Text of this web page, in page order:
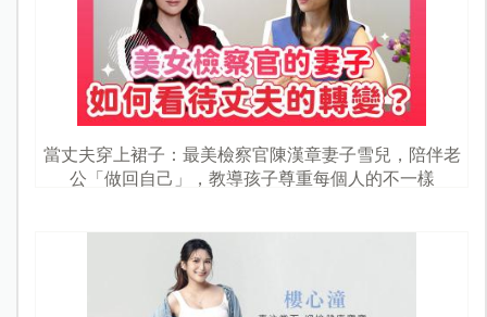
當丈夫穿上裙子：最美檢察官陳漢章妻子雪兒，陪伴老
公「做回自己」，教導孩子尊重每個人的不一樣